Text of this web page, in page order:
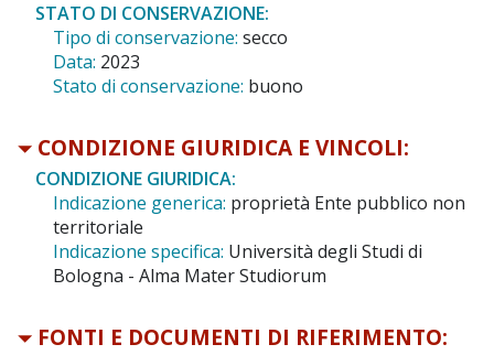
STATO DI CONSERVAZIONE:
Tipo di conservazione: secco
Data: 2023
Stato di conservazione: buono
CONDIZIONE GIURIDICA E VINCOLI:
CONDIZIONE GIURIDICA:
Indicazione generica: proprietà Ente pubblico non
territoriale
Indicazione specifica: Università degli Studi di
Bologna - Alma Mater Studiorum
FONTI E DOCUMENTI DI RIFERIMENTO: